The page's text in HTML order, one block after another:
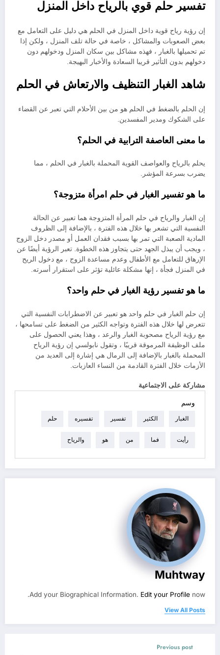
تفسير حلم قوي بالرياح داخل المنزل
إن رؤية رياح قوية داخل المنزل في الحلم هي دليل على التعامل مع
بعض الصعوبات والمشاكل ، خاصة في حالة تلف المنزل ، ولكن إذا
تم تحميلها بالغبار ، فهذه مشاكل بين سكان المنزل ودخولهم دون
دخولهم بدون التأثير قريبا السعادة والأخبار البهيجة.
شاهد الغبار التنظيف والارتعاش في الحلم
إن الحلم بالضغط في الحلم هو من بين الأحلام التي تعبر عن القضاء
على الشكوك ومدير المفسدين.
ما معنى العاصفة الترابية في الحلم؟
يحلم بالرياح والعواصف القوية المحملة بالغبار في الحلم ، مما
يضرب بسرعة المؤشر.
ما هو تفسير الغبار في حلم امرأة متزوجة؟
إن الغبار والرياح في حلم المرأة المتزوجة هما تعبير عن الحالة
النفسية التي تشعر بها خلال هذه الفترة ، بالإضافة إلى الظروف
المادية الصعبة التي تمر بها بسبب فقدان العمل أو مصدر دخل الزوج
، ويجب أن يبذل الجهد حتى يتجاوز هذه الخطوة. تعبر الرؤية أيضًا عن
الإرهاق للتعامل مع الأطفال وعدم مساعدة الزوج ، مع دخول الريح
في المنزل فجأة ، إنها مشكلة عائلية تؤثر على استقرار أسرته.
ما هو تفسير رؤية الغبار في حلم واحد؟
إن حلم الغبار في حلم واحد هو تعبير عن الاضطرابات النفسية التي
تتعرض لها خلال هذه الفترة وتواجه الكثير من الضغط على تسامحها ،
مع رؤية الرياح مصحوبة الغبار والرعد ، وهذا يعني الحصول على
ملف الوظيفة المرموقة قريبًا ، وتقول نابولسي إن رؤية الرياح
المحملة بالغبار بالإضافة إلى الرمال هي إشارة إلى العديد من
الأزمات خلال الفترة القادمة من النساء العازبات.
مشاركة على الاجتماعية
وسم
الغبار الكثير تفسير تفسيره حلم
رأيت فما من هو والرياح
Muhtway
Add your Biographical Information. Edit your Profile now.
View All Posts
Previous post